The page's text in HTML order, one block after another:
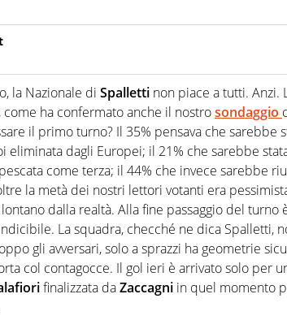
calciomercato, F1, Motomondiale ma anche tennis,
tifosi e gli appassionati sanno che troveranno
faziosità. La squadra di Virgilio Sport è formata
abili sia nel gioco di rimessa quando intercettano
la rete, sia nella costruzione dal basso quando
ed esclusivi.
la Nazionale di Spalletti non piace a tutti. Anzi.
come ha confermato anche il nostrosondaggio
il primo turno? Il 35% pensava che sarebbe
eliminata dagli Europei; il 21% che sarebbe
come terza; il 44% che invece sarebbe
la metà dei nostri lettori votanti era
dalla realtà. Alla fine passaggio del turno
La squadra, checché ne dica Spalletti,
gli avversari, solo a sprazzi ha geometrie
col contagocce. Il gol ieri è arrivato solo per
finalizzata daZaccagni in quel momento